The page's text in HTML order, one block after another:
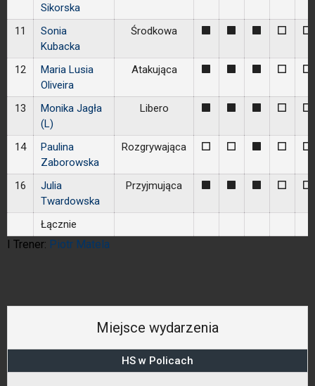
Sikorska
11
Sonia
Kubacka
Środkowa 0 0
12
Maria Lusia
Oliveira
Atakująca 0 0
13
Monika Jagła
(L)
Libero 0 0
14
Paulina
Zaborowska
Rozgrywająca 0 0 0 0
16
Julia
Twardowska
Przyjmująca 0 0
Łącznie
I Trener: Piotr Matela
Miejsce wydarzenia
HS w Policach